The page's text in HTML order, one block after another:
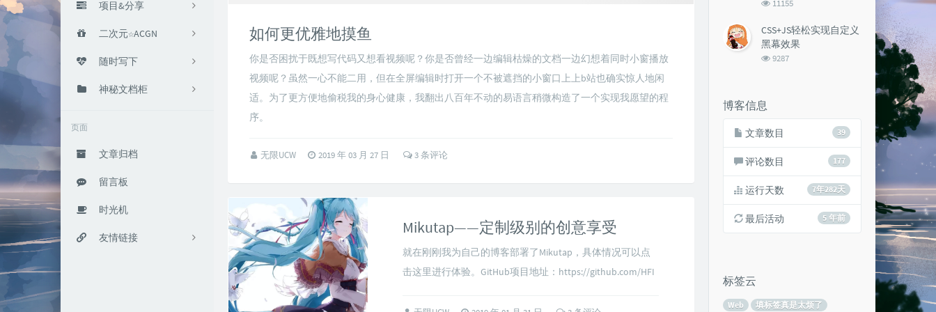
项目&分享
5
养鸽场
2
搬运
21
小黑板
二次元☆ACGN
1
动漫
2
追番笔记
随时写下
2
随笔神秘文档柜
页面
文章归档
留言板
时光机
友情链接
如何更优雅地摸鱼
你是否困扰于既想写代码又想看视频呢？你是否曾经一边编辑枯燥的文档一边幻想着同时小窗播放
视频呢？虽然一心不能二用，但在全屏编辑时打开一个不被遮挡的小窗口上上b站也确实惊人地闲
适。为了更方便地偷税我的身心健康，我翻出八百年不动的易语言稍微构造了一个实现我愿望的程
序。
无限UCW 2019 年 03 月 27 日 3 条评论
Mikutap——定制级别的创意享受
就在刚刚我为自己的博客部署了Mikutap，具体情况可以点
击这里进行体验。GitHub项目地址：https://github.com/HFI
次
数:
11155
CSS+JS轻松实现自定义
黑幕效果
浏
9287
博客信息
39
文章数目
177
评论数目
7年282天
运行天数
5 年前
最后活动
标签云
Web 填标签真是太烦了